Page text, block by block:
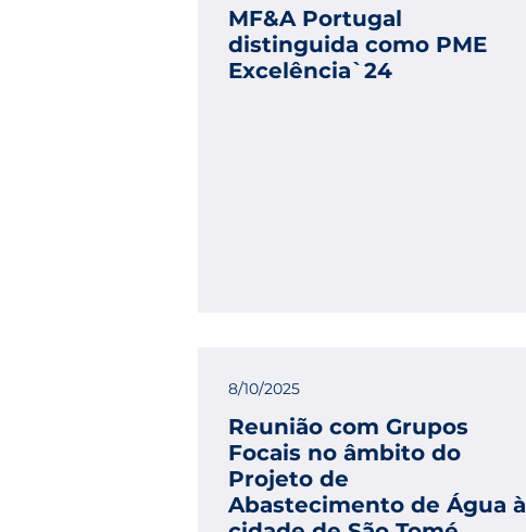
MF&A Portugal
distinguida como PME
Excelência`24
8/10/2025
Reunião com Grupos
Focais no âmbito do
Projeto de
Abastecimento de Água à